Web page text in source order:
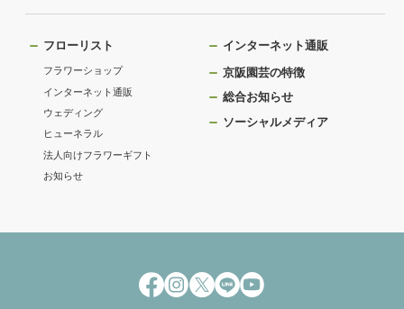
フローリスト
フラワーショップ
インターネット通販
ウェディング
ヒューネラル
法人向けフラワーギフト
お知らせ
インターネット通販
京阪園芸の特徴
総合お知らせ
ソーシャルメディア